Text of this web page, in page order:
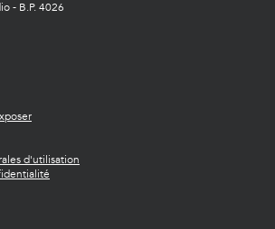
- B.P. 4026
d'utilisation